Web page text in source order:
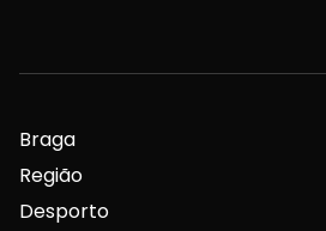
Braga
Região
Desporto